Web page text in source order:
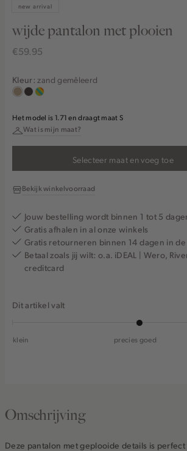
new arrival
wijde pantalon met plooien
€59.95
Kleur: zand gemêleerd
zandchocomeerkleurig
Het model is 1.71 en draagt maat S
Wat is mijn maat?
Selecteer maat en voeg toe
Bekijk winkelvoorraad
Jouw bestelling wordt binnen 1 tot 5
Gratis afhalen in al onze winkels
Gratis retourneren binnen 14 dagen in
Betaal zoals jij wilt: o.a. iDEAL | Wero,
creditcard
Dit artikel valt
klein precies goed
Omschrijving
Deze pantalon met geplooide details is